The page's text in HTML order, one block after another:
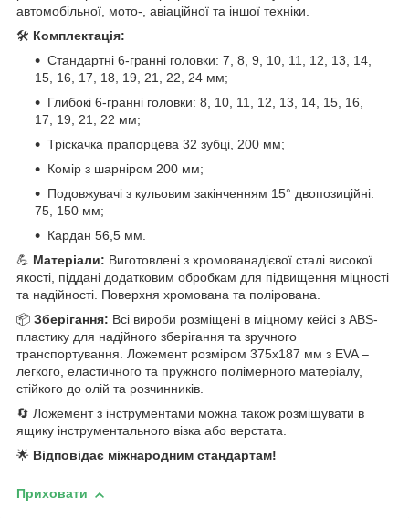
автомобільної, мото-, авіаційної та іншої техніки.
🛠️ Комплектація:
Стандартні 6-гранні головки: 7, 8, 9, 10, 11, 12, 13, 14,
15, 16, 17, 18, 19, 21, 22, 24 мм;
Глибокі 6-гранні головки: 8, 10, 11, 12, 13, 14, 15, 16,
17, 19, 21, 22 мм;
Тріскачка прапорцева 32 зубці, 200 мм;
Комір з шарніром 200 мм;
Подовжувачі з кульовим закінченням 15° двопозиційні:
75, 150 мм;
Кардан 56,5 мм.
💪 Матеріали: Виготовлені з хромованадієвої сталі високої
якості, піддані додатковим обробкам для підвищення міцності
та надійності. Поверхня хромована та полірована.
📦 Зберігання: Всі вироби розміщені в міцному кейсі з ABS-
пластику для надійного зберігання та зручного
транспортування. Ложемент розміром 375x187 мм з EVA –
легкого, еластичного та пружного полімерного матеріалу,
стійкого до олій та розчинників.
🔄 Ложемент з інструментами можна також розміщувати в
ящику інструментального візка або верстата.
🌟 Відповідає міжнародним стандартам!
Приховати